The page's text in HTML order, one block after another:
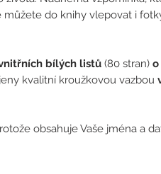
můžete do knihy vlepovat i
bílých listů (80 stran) o
kvalitní kroužkovou vazbou
obsahuje Vaše jména a